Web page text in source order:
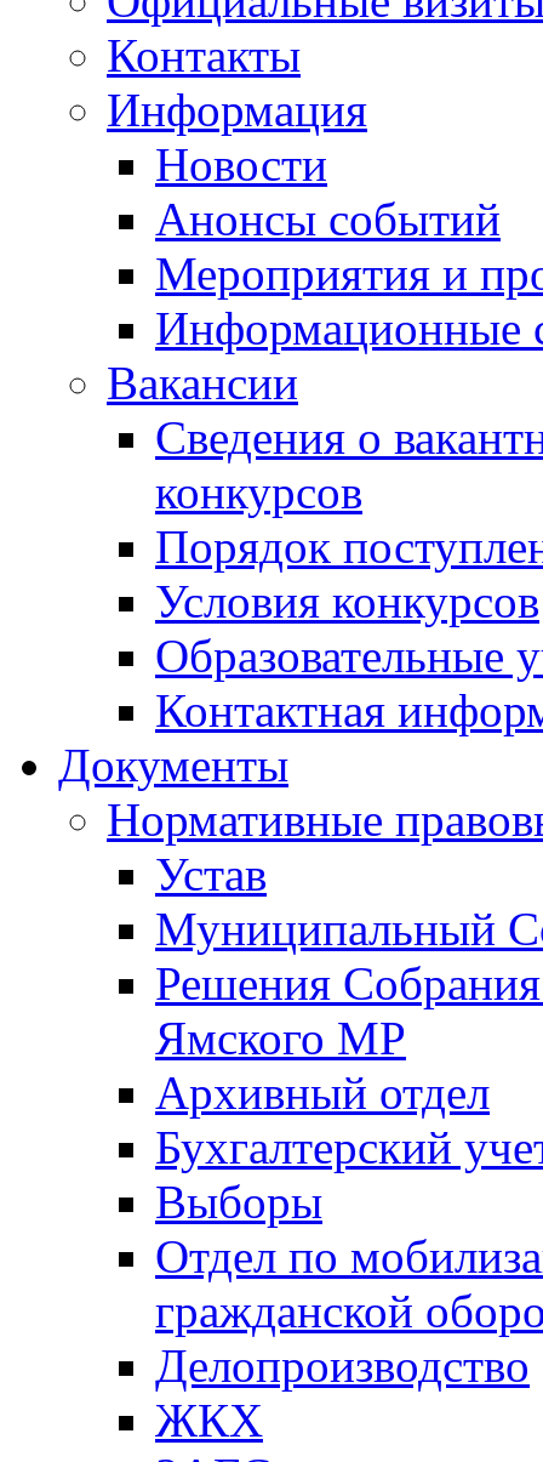
Контакты
Информация
Новости
Анонсы событий
Мероприятия и
Информационные
Вакансии
Сведения о
конкурсов
Порядок
Условия конкурсов
Образовательные
Контактная
Документы
Нормативные
Устав
Муниципальный
Решения
Ямского МР
Архивный отдел
Бухгалтерский
Выборы
Отдел по
гражданской
Делопроизводство
ЖКХ